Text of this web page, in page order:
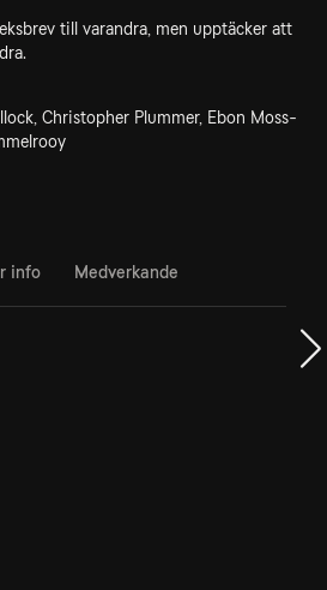
till varandra, men upptäcker att
Christopher Plummer, Ebon Moss-
info Medverkande